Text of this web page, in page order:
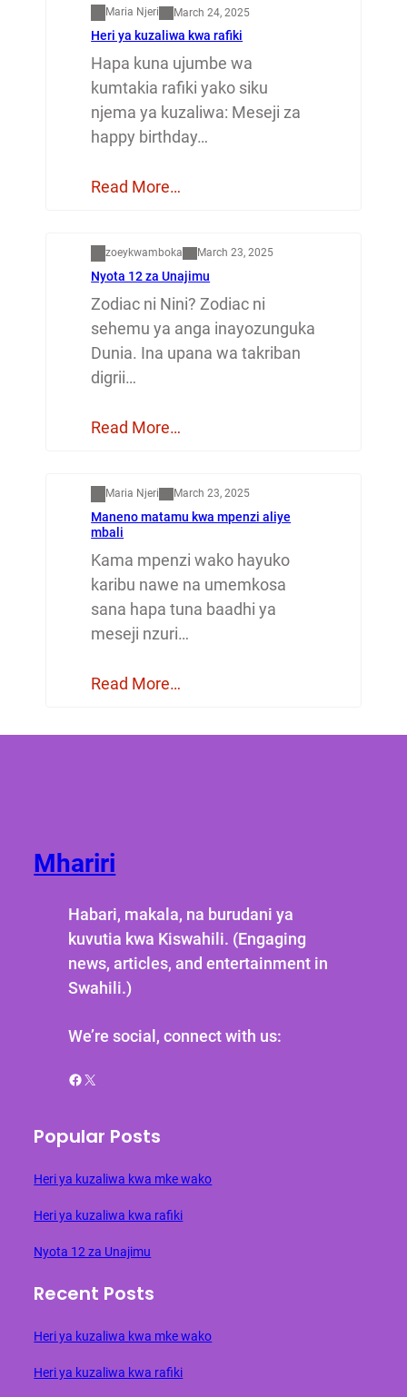
Maria Njeri March 24, 2025
Heri ya kuzaliwa kwa rafiki
Hapa kuna ujumbe wa
kumtakia rafiki yako siku
njema ya kuzaliwa: Meseji za
happy birthday…
Read More…
zoeykwamboka March 23, 2025
Nyota 12 za Unajimu
Zodiac ni Nini? Zodiac ni
sehemu ya anga inayozunguka
Dunia. Ina upana wa takriban
digrii…
Read More…
Maria Njeri March 23, 2025
Maneno matamu kwa mpenzi aliye
mbali
Kama mpenzi wako hayuko
karibu nawe na umemkosa
sana hapa tuna baadhi ya
meseji nzuri…
Read More…
Mhariri
Habari, makala, na burudani ya
kuvutia kwa Kiswahili. (Engaging
news, articles, and entertainment in
Swahili.)
We’re social, connect with us:
Facebook X
Popular Posts
Heri ya kuzaliwa kwa mke wako
Heri ya kuzaliwa kwa rafiki
Nyota 12 za Unajimu
Recent Posts
Heri ya kuzaliwa kwa mke wako
Heri ya kuzaliwa kwa rafiki